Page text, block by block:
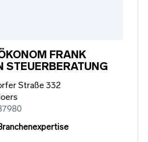
FRANK
STEUERBERATUNG
Straße 332